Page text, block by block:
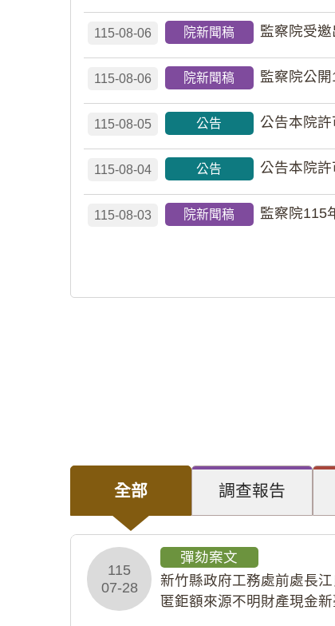
115-08-06 院新聞稿 監察院受
115-08-06 院新聞稿 監察院公
115-08-05 公告 公告本院許
115-08-04 公告 公告本院許
115-08-03 院新聞稿 監察院115
全部 調查報告
115
07-28
彈劾案文
新竹縣政府工務處前處長
匿鉅額來源不明財產現金